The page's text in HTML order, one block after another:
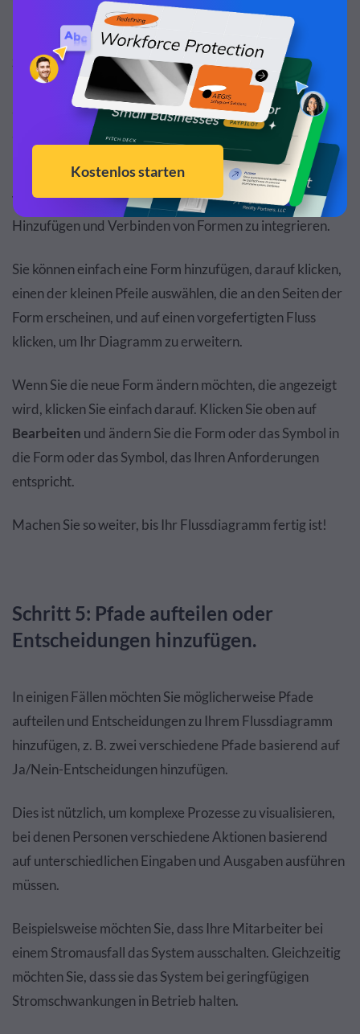
In Visme stehen verschiedene Linien- und Pfeildesigns
zur Auswahl, wenn Sie diese manuell hinzufügen
möchten. Alle Linien und Pfeile sind vollständig
anpassbar, per Drag-and-Drop und einfach neu
anzuordnen und zu verschieben.
Eine weitere Möglichkeit, Ihr Flussdiagramm schnell in
Visme zu erstellen, besteht darin, die beiden Schritte zum
Hinzufügen und Verbinden von Formen zu integrieren.
Sie können einfach eine Form hinzufügen, darauf klicken,
einen der kleinen Pfeile auswählen, die an den Seiten der
Form erscheinen, und auf einen vorgefertigten Fluss
klicken, um Ihr Diagramm zu erweitern.
Wenn Sie die neue Form ändern möchten, die angezeigt
wird, klicken Sie einfach darauf. Klicken Sie oben auf
Bearbeiten und ändern Sie die Form oder das Symbol in
die Form oder das Symbol, das Ihren Anforderungen
entspricht.
Machen Sie so weiter, bis Ihr Flussdiagramm fertig ist!
Schritt 5: Pfade aufteilen oder
Entscheidungen hinzufügen.
In einigen Fällen möchten Sie möglicherweise Pfade
aufteilen und Entscheidungen zu Ihrem Flussdiagramm
hinzufügen, z. B. zwei verschiedene Pfade basierend auf
Ja/Nein-Entscheidungen hinzufügen.
Dies ist nützlich, um komplexe Prozesse zu visualisieren,
bei denen Personen verschiedene Aktionen basierend
auf unterschiedlichen Eingaben und Ausgaben ausführen
müssen.
Beispielsweise möchten Sie, dass Ihre Mitarbeiter bei
einem Stromausfall das System ausschalten. Gleichzeitig
möchten Sie, dass sie das System bei geringfügigen
Stromschwankungen in Betrieb halten.